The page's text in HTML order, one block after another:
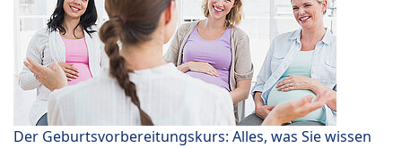
Der Geburtsvorbereitungskurs: Alles, was Sie wissen